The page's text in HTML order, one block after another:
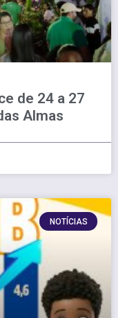
de 24 a 27
Almas
NOTÍCIAS